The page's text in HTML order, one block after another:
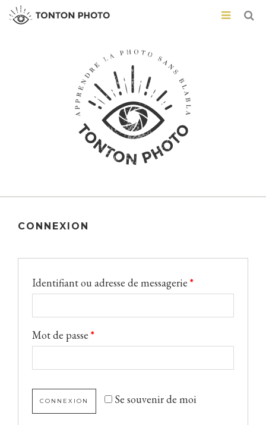
CONNEXION
Identifiant ou adresse de messagerie *
Mot de passe *
Se souvenir de moi